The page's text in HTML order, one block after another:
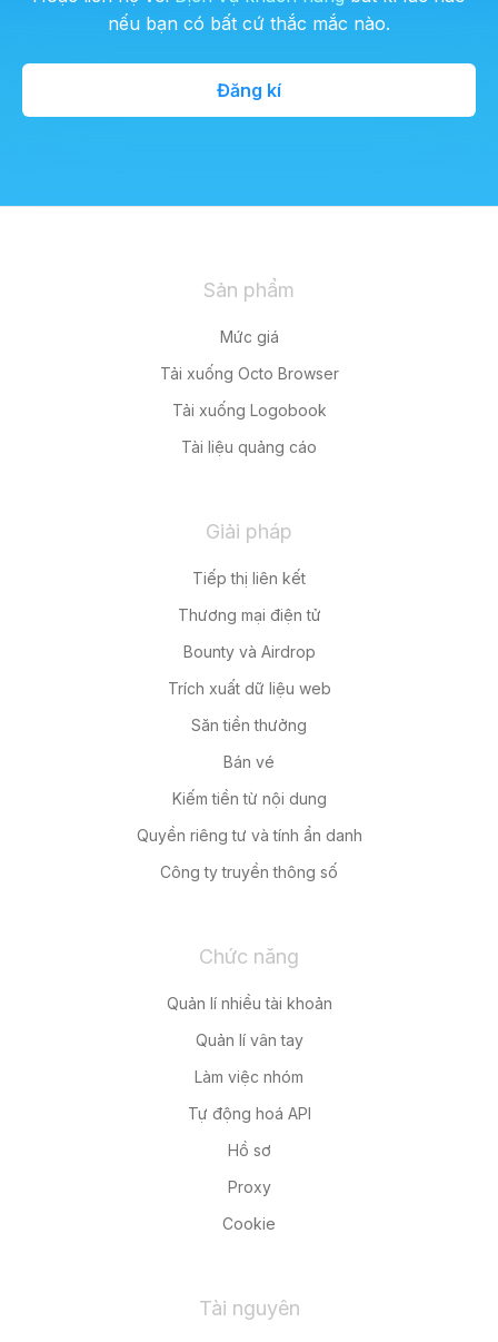
nếu bạn có bất cứ thắc mắc nào.
Đăng kí
Sản phẩm
Mức giá
Tải xuống Octo Browser
Tải xuống Logobook
Tài liệu quảng cáo
Giải pháp
Tiếp thị liên kết
Thương mại điện tử
Bounty và Airdrop
Trích xuất dữ liệu web
Săn tiền thưởng
Bán vé
Kiếm tiền từ nội dung
Quyền riêng tư và tính ẩn danh
Công ty truyền thông số
Chức năng
Quản lí nhiều tài khoản
Quản lí vân tay
Làm việc nhóm
Tự động hoá API
Hồ sơ
Proxy
Cookie
Tài nguyên